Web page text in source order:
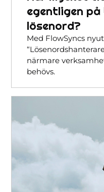
egentligen
lösenord?
Med FlowSyncs
närmare
behövs.